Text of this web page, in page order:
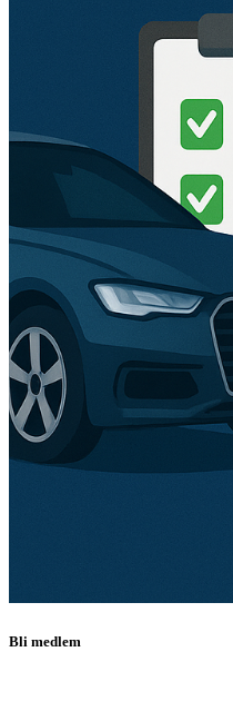
Bli medlem